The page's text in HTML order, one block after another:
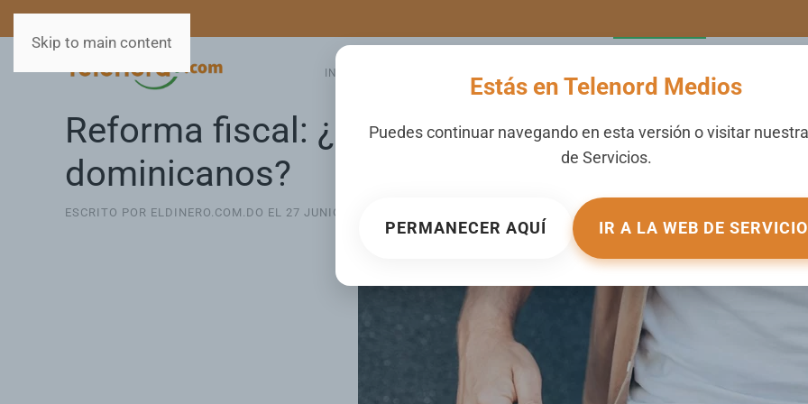
Estás en Telenord Medios
Puedes continuar navegando en esta versión o visitar
de Servicios.
PERMANECER AQUÍ IR A LA WEB DE
Skip to main content
INICIO
Reforma fiscal: ¿Cómo impactaría el bolsillo
dominicanos?
ESCRITO POR ELDINERO.COM.DO EL 27 JUNIO 2024